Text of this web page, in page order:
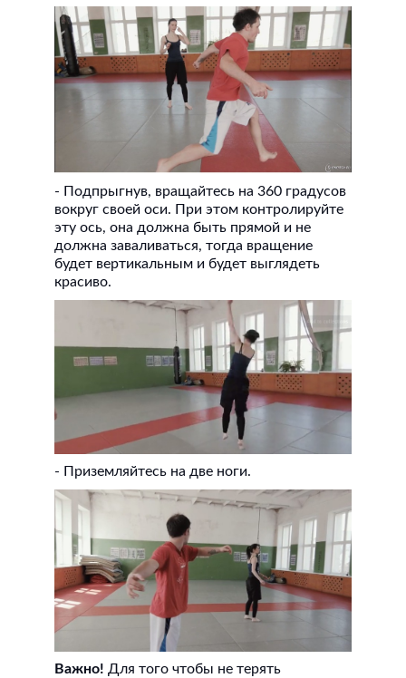
- Подпрыгнув, вращайтесь на 360 градусов
вокруг своей оси. При этом контролируйте
эту ось, она должна быть прямой и не
должна заваливаться, тогда вращение
будет вертикальным и будет выглядеть
красиво.
- Приземляйтесь на две ноги.
Важно! Для того чтобы не терять